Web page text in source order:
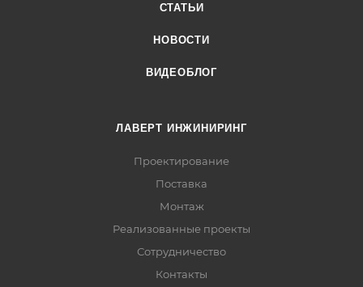
СТАТЬИ
НОВОСТИ
ВИДЕОБЛОГ
ЛАВЕРТ ИНЖИНИРИНГ
Проектирование
Поставка
Монтаж
Реализованные проекты
Сотрудничество
Контакты